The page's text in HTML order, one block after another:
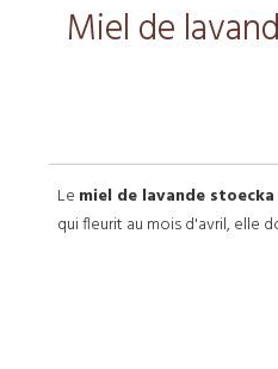
Miel de
Le miel de lavande
qui fleurit au mois d'avril, elle